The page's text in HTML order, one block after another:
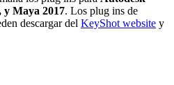
y Maya 2017. Los plug ins de
descargar del KeyShot website y